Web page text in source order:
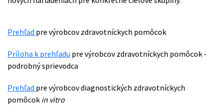
Prehľad pre výrobcov zdravotníckych pomôcok
Príloha k prehľadu pre výrobcov zdravotníckych pomôcok -
podrobný sprievodca
Prehľad pre výrobcov diagnostických zdravotníckych
pomôcok in vitro